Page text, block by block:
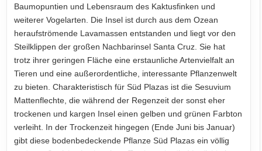
Baumopuntien und Lebensraum des Kaktusfinken und
weiterer Vogelarten. Die Insel ist durch aus dem Ozean
heraufströmende Lavamassen entstanden und liegt vor den
Steilklippen der großen Nachbarinsel Santa Cruz. Sie hat
trotz ihrer geringen Fläche eine erstaunliche Artenvielfalt an
Tieren und eine außerordentliche, interessante Pflanzenwelt
zu bieten. Charakteristisch für Süd Plazas ist die Sesuvium
Mattenflechte, die während der Regenzeit der sonst eher
trockenen und kargen Insel einen gelben und grünen Farbton
verleiht. In der Trockenzeit hingegen (Ende Juni bis Januar)
gibt diese bodenbedeckende Pflanze Süd Plazas ein völlig